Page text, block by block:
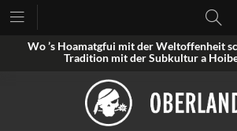
Wo ’s Hoamatgfui mit der Weltoffenheit
Tradition mit der Subkultur a